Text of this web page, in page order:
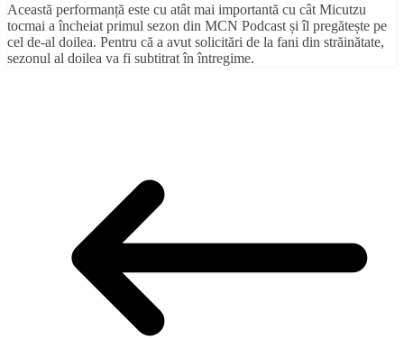
Această performanță este cu atât mai importantă cu cât Micutzu
tocmai a încheiat primul sezon din MCN Podcast și îl pregătește pe
cel de-al doilea. Pentru că a avut solicitări de la fani din străinătate,
sezonul al doilea va fi subtitrat în întregime.